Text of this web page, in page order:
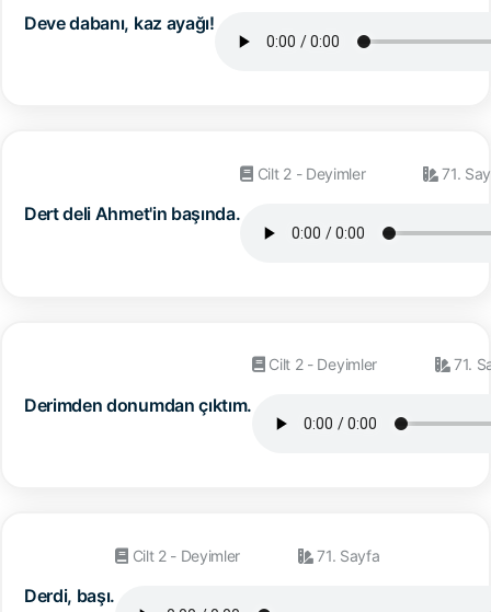
Deve dabanı, kaz ayağı!
Dert deli Ahmet'in başında.
Cilt 2 - Deyimler 71.
Derimden donumdan çıktım.
Cilt 2 - Deyimler 71.
Derdi, başı.
Cilt 2 - Deyimler 71. Sayfa